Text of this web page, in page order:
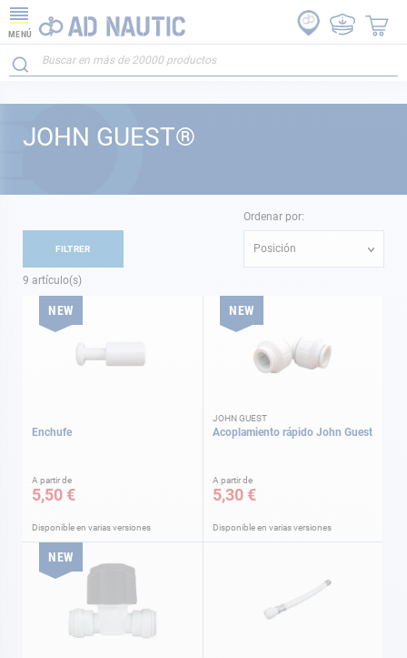
MENÚ
JOHN GUEST®
9 artículo(s)
Ordenar por:
Posición
NEW
Enchufe
A partir de
5,50 €
Disponible en varias versiones
NEW
JOHN GUEST
Acoplamiento rápido John Guest
A partir de
5,30 €
Disponible en varias versiones
NEW
FILTRER